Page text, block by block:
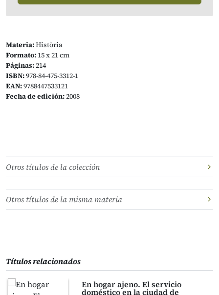
Materia:Història
Formato: 15 x 21 cm
Páginas:214
ISBN:978-84-475-3312-1
EAN:9788447533121
Fecha de edición:2008
Otros títulos de la colección
Otros títulos de la misma materia
Títulos relacionados
En hogar ajeno. El servicio
doméstico en la ciudad de